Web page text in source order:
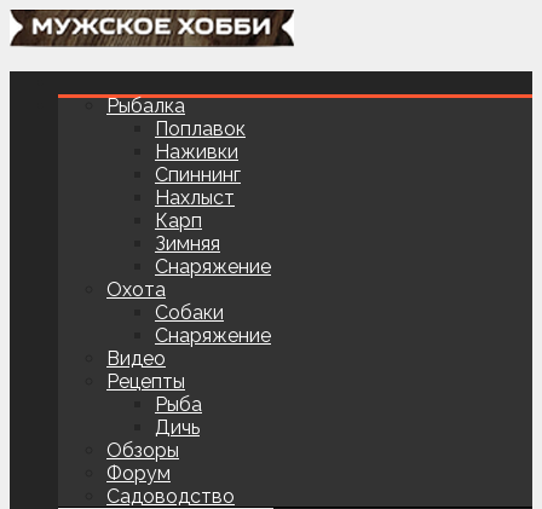
Рыбалка
Поплавок
Наживки
Спиннинг
Нахлыст
Карп
Зимняя
Снаряжение
Охота
Собаки
Снаряжение
Видео
Рецепты
Рыба
Дичь
Обзоры
Форум
Садоводство